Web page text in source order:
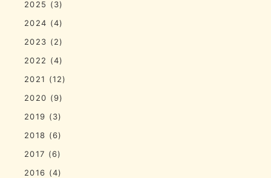
2025 (3)
2024 (4)
2023 (2)
2022 (4)
2021 (12)
2020 (9)
2019 (3)
2018 (6)
2017 (6)
2016 (4)